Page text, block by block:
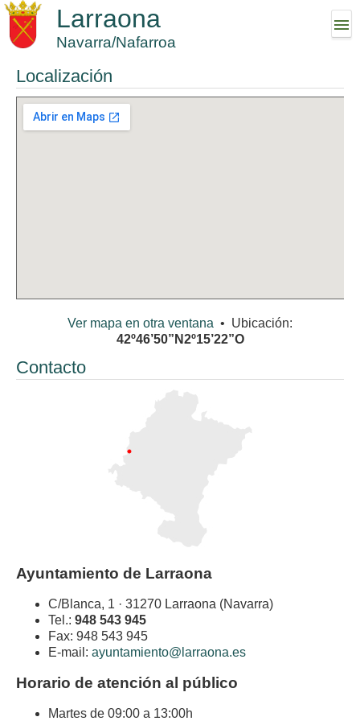
Larraona
Navarra/Nafarroa
Localización
Ver mapa en otra ventana • Ubicación:
42º46’50”N2º15’22”O
Contacto
Ayuntamiento de Larraona
C/Blanca, 1 · 31270 Larraona (Navarra)
Tel.: 948 543 945
Fax: 948 543 945
E-mail: ayuntamiento@larraona.es
Horario de atención al público
Martes de 09:00 a 13:00h